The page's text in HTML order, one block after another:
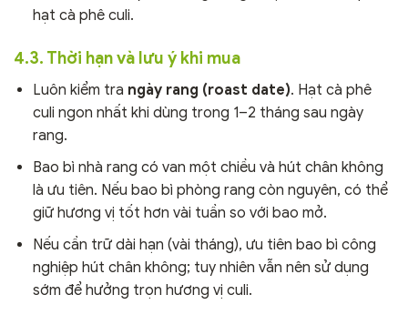
hạt cà phê culi.
4.3. Thời hạn và lưu ý khi mua
Luôn kiểm tra ngày rang (roast date). Hạt cà phê
culi ngon nhất khi dùng trong 1–2 tháng sau ngày
rang.
Bao bì nhà rang có van một chiều và hút chân không
là ưu tiên. Nếu bao bì phòng rang còn nguyên, có thể
giữ hương vị tốt hơn vài tuần so với bao mở.
Nếu cần trữ dài hạn (vài tháng), ưu tiên bao bì công
nghiệp hút chân không; tuy nhiên vẫn nên sử dụng
sớm để hưởng trọn hương vị culi.